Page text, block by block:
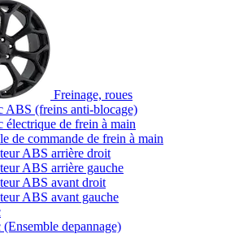
Freinage, roues
ABS (freins anti-blocage)
électrique de frein à main
de commande de frein à main
ABS arrière droit
ABS arrière gauche
ABS avant droit
ABS avant gauche
depannage)